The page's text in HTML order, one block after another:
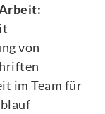
von
im Team für